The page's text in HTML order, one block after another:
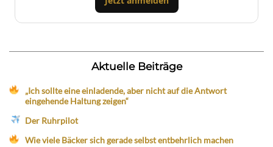
Aktuelle Beiträge
„Ich sollte eine einladende, aber nicht auf die Antwort
eingehende Haltung zeigen“
Der Ruhrpilot
Wie viele Bäcker sich gerade selbst entbehrlich machen